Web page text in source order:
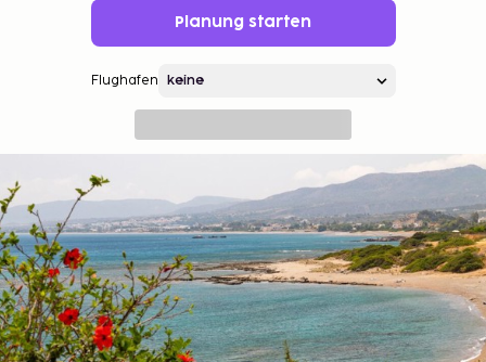
Planung starten
Flughafen